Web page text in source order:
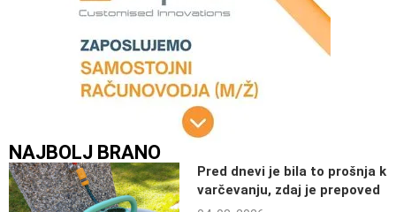
NAJBOLJ BRANO
Pred dnevi je bila to prošnja k
varčevanju, zdaj je prepoved